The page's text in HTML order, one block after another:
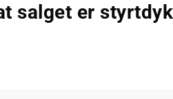
salget er